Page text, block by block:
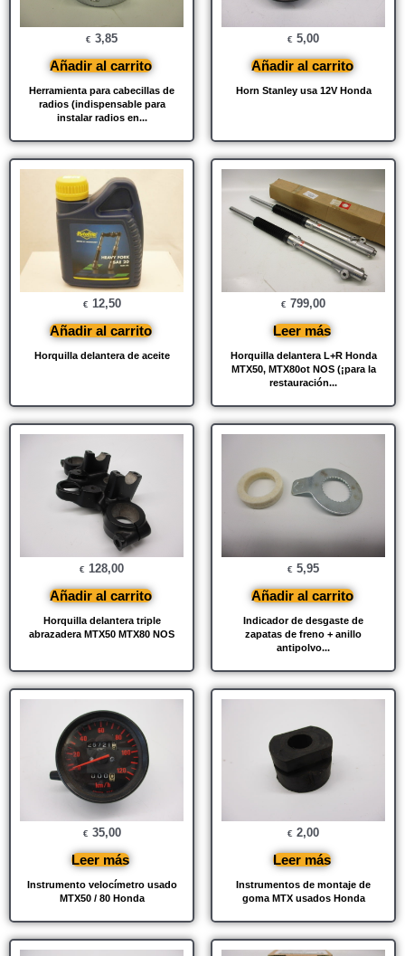
Herramienta para cabecillas de
radios (indispensable para
instalar radios en...
€ 3,85
Añadir al carrito
Horn Stanley usa 12V Honda
€ 5,00
Añadir al carrito
Horquilla delantera de aceite
€ 12,50
Añadir al carrito
Horquilla delantera L+R Honda
MTX50, MTX80ot NOS (¡para la
restauración...
€ 799,00
Leer más
Horquilla delantera triple
abrazadera MTX50 MTX80 NOS
€ 128,00
Añadir al carrito
Indicador de desgaste de
zapatas de freno + anillo
antipolvo...
€ 5,95
Añadir al carrito
Instrumento velocímetro usado
MTX50 / 80 Honda
€ 35,00
Leer más
Instrumentos de montaje de
goma MTX usados ​​Honda
€ 2,00
Leer más